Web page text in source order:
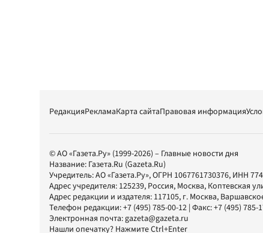
РедакцияРекламаКарта сайтаПравовая информация
© АО «Газета.Ру» (1999-2026) – Главные новости дня
Название: Газета.Ru (Gazeta.Ru)
Учредитель:АО «Газета.Ру», ОГРН 1067761730376, ИНН
Адрес учредителя: 125239, Россия, Москва, Коптевская
Адрес редакции и издателя: 117105, г. Москва,
Телефон редакции:+7 (495) 785-00-12 | Факс:+7 (495) 785-
Электронная почта:gazeta@gazeta.ru
Нашли опечатку? Нажмите Ctrl+Enter